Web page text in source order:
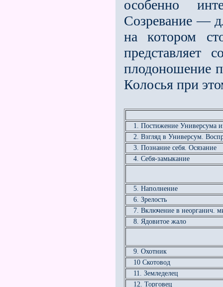
особенно
Созревание —
на котором
представляет
плодоношение
Колосья при
1. Постижение Универсума
2. Взгляд в Универсум.
3. Познание себя. Осязание
4. Себя-замыкание
5. Наполнение
6. Зрелость
7. Включение в неорганич.
8. Ядовитое жало
9. Охотник
10 Скотовод
11. Земледелец
12. Торговец